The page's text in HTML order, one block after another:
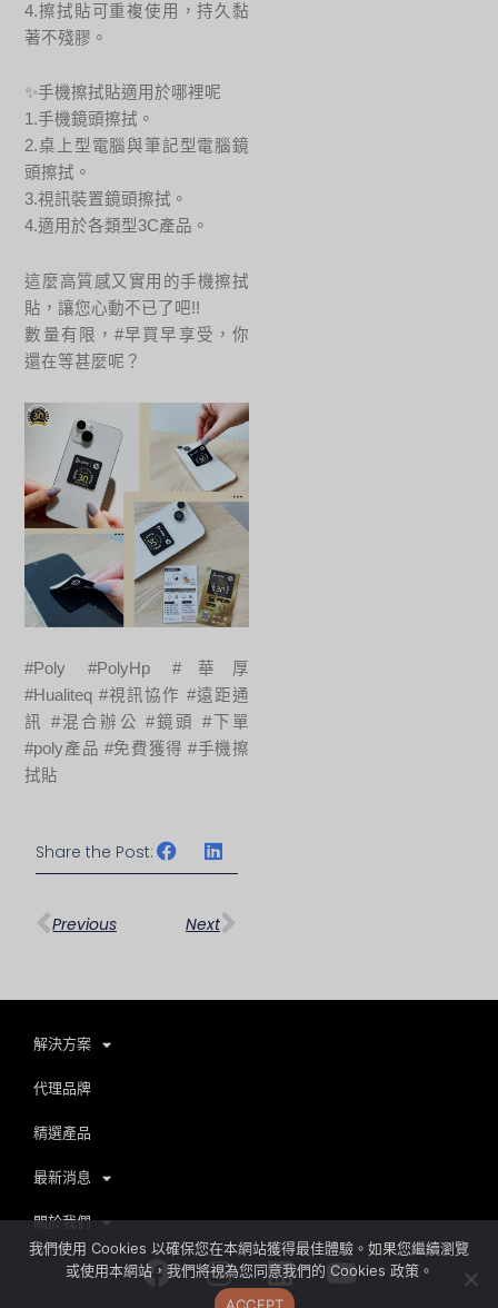
4.擦拭貼可重複使用，持久黏
著不殘膠。
✨手機擦拭貼適用於哪裡呢
1.手機鏡頭擦拭。
2.桌上型電腦與筆記型電腦鏡
頭擦拭。
3.視訊裝置鏡頭擦拭。
4.適用於各類型3C產品。
這麼高質感又實用的手機擦拭
貼，讓您心動不已了吧!!
數量有限，#早買早享受，你
還在等甚麼呢？
#Poly #PolyHp #華厚
#Hualiteq #視訊協作 #遠距通
訊 #混合辦公 #鏡頭 #下單
#poly產品 #免費獲得 #手機擦
拭貼
Share the Post:
上一頁
Previous Next
下一篇
解決方案
代理品牌
精選產品
最新消息
關於我們
FacebookInstagram
LinkedinYoutube
我們使用 Cookies 以確保您在本網站獲得最佳體驗。如果您繼續瀏覽
或使用本網站，我們將視為您同意我們的 Cookies 政策。
ACCEPT